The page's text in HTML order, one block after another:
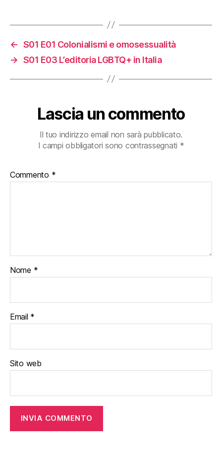
← S01 E01 Colonialismi e omosessualità
→ S01 E03 L’editoria LGBTQ+ in Italia
Lascia un commento
Il tuo indirizzo email non sarà pubblicato.
I campi obbligatori sono contrassegnati *
Commento *
Nome *
Email *
Sito web